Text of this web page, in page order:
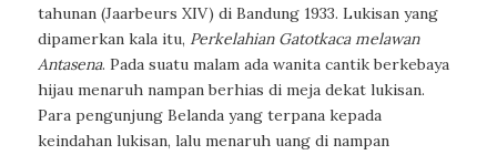
tahunan (Jaarbeurs XIV) di Bandung 1933. Lukisan yang
dipamerkan kala itu, Perkelahian Gatotkaca melawan
Antasena. Pada suatu malam ada wanita cantik berkebaya
hijau menaruh nampan berhias di meja dekat lukisan.
Para pengunjung Belanda yang terpana kepada
keindahan lukisan, lalu menaruh uang di nampan